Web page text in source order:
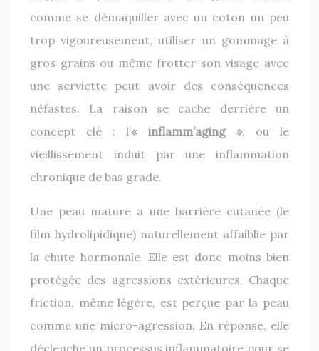
comme se démaquiller avec un coton un peu
trop vigoureusement, utiliser un gommage à
gros grains ou même frotter son visage avec
une serviette peut avoir des conséquences
néfastes. La raison se cache derrière un
concept clé : l’« inflamm’aging », ou le
vieillissement induit par une inflammation
chronique de bas grade.
Une peau mature a une barrière cutanée (le
film hydrolipidique) naturellement affaiblie par
la chute hormonale. Elle est donc moins bien
protégée des agressions extérieures. Chaque
friction, même légère, est perçue par la peau
comme une micro-agression. En réponse, elle
déclenche un processus inflammatoire pour se